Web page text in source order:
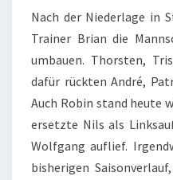
Nach der Niederlage in
Trainer Brian die
umbauen. Thorsten,
dafür rückten André,
Auch Robin stand heute
ersetzte Nils als
Wolfgang auflief.
bisherigen